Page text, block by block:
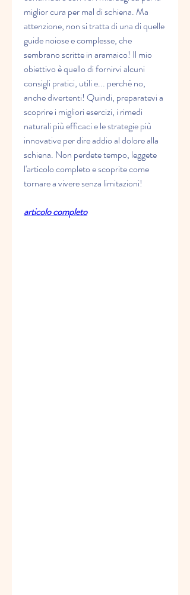
miglior cura per mal di schiena. Ma
attenzione, non si tratta di una di quelle
guide noiose e complesse, che
sembrano scritte in aramaico! Il mio
obiettivo è quello di fornirvi alcuni
consigli pratici, utili e... perché no,
anche divertenti! Quindi, preparatevi a
scoprire i migliori esercizi, i rimedi
naturali più efficaci e le strategie più
innovative per dire addio al dolore alla
schiena. Non perdete tempo, leggete
l'articolo completo e scoprite come
tornare a vivere senza limitazioni!
articolo completo